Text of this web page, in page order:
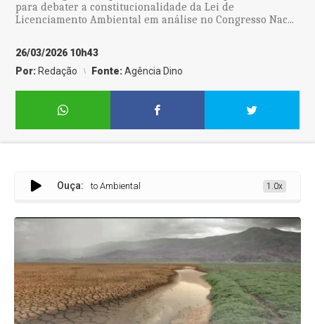
para debater a constitucionalidade da Lei de
Licenciamento Ambiental em análise no Congresso Nac...
26/03/2026 10h43
Por: Redação Fonte:Agência Dino
Ouça:
de Licenciamento Ambiental 1.0x